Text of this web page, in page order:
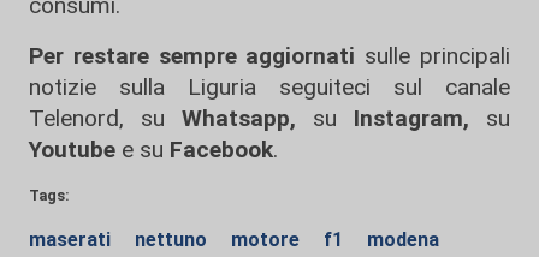
Per restare sempre aggiornati sulle principali
notizie sulla Liguria seguiteci sul canale
Telenord, su
Whatsapp, su Instagram, su
Youtube e su Facebook.
Tags:
maserati nettuno motore f1 modena